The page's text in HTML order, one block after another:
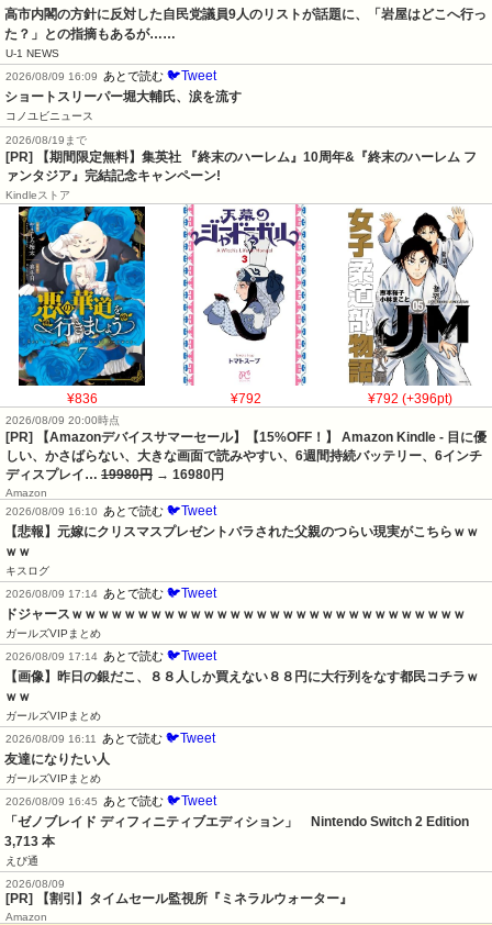
高市内閣の方針に反対した自民党議員9人のリストが話題に、「岩屋はどこへ行っ
た？」との指摘もあるが……
U-1 NEWS
2026/08/09 16:09
あとで読む 🐦Tweet
ショートスリーパー堀大輔氏、涙を流す
コノユビニュース
2026/08/19まで
[PR] 【期間限定無料】集英社 『終末のハーレム』10周年&『終末のハーレム フ
ァンタジア』完結記念キャンペーン!
Kindleストア
¥836 ¥792 ¥792 (+396pt)
2026/08/09 20:00時点
[PR] 【Amazonデバイスサマーセール】【15%OFF！】 Amazon Kindle - 目に優
しい、かさばらない、大きな画面で読みやすい、6週間持続バッテリー、6インチ
ディスプレイ… 19980円 → 16980円
Amazon
2026/08/09 16:10
あとで読む 🐦Tweet
【悲報】元嫁にクリスマスプレゼントバラされた父親のつらい現実がこちらｗｗ
ｗｗ
キスログ
2026/08/09 17:14 あとで読む 🐦Tweet
ドジャースｗｗｗｗｗｗｗｗｗｗｗｗｗｗｗｗｗｗｗｗｗｗｗｗｗｗｗｗｗｗ
ガールズVIPまとめ
2026/08/09 17:14 あとで読む 🐦Tweet
【画像】昨日の銀だこ、８８人しか買えない８８円に大行列をなす都民コチラｗ
ｗｗ
ガールズVIPまとめ
2026/08/09 16:11
あとで読む 🐦Tweet
友達になりたい人
ガールズVIPまとめ
2026/08/09 16:45
あとで読む 🐦Tweet
「ゼノブレイド ディフィニティブエディション」　Nintendo Switch 2 Edition
3,713 本
えび通
2026/08/09
[PR] 【割引】タイムセール監視所『ミネラルウォーター』
Amazon